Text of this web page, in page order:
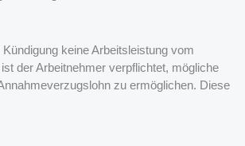
keine Arbeitsleistung vom
der Arbeitnehmer verpflichtet, mögliche
zu ermöglichen. Diese